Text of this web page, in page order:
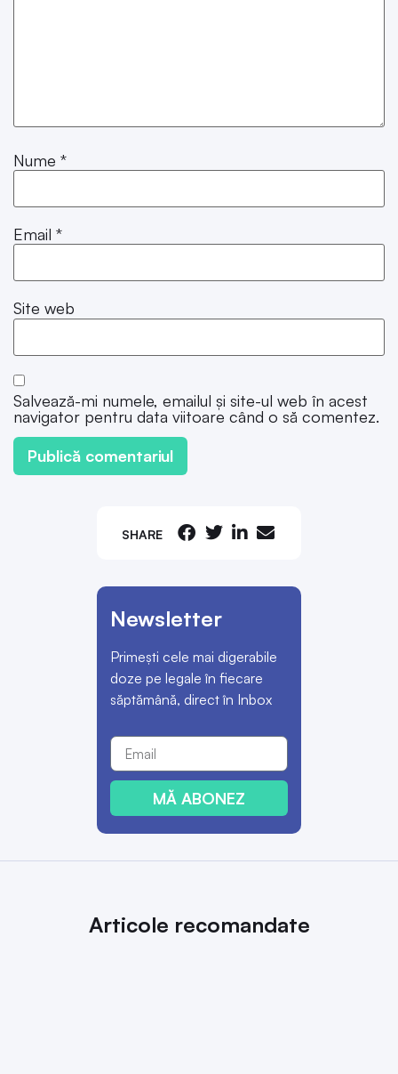
SHARE
Newsletter
Primești cele mai digerabile
doze pe legale în fiecare
săptămână, direct în Inbox
MĂ ABONEZ
Nume *
Email *
Site web
Salvează-mi numele, emailul și site-ul web în acest
navigator pentru data viitoare când o să comentez.
Articole recomandate